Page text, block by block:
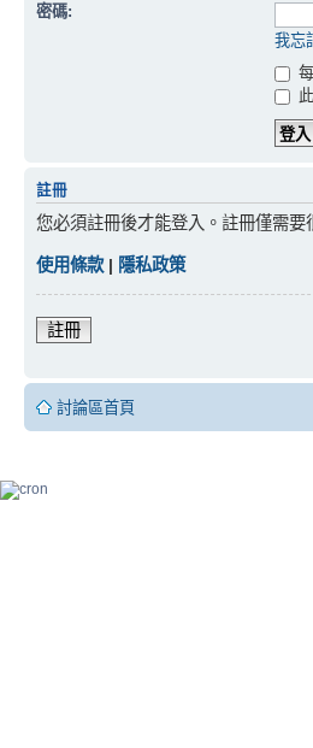
密碼:
我忘
註冊
您必須註冊後才能登入。註冊僅需
使用條款| 隱私政策
註冊
討論區首頁